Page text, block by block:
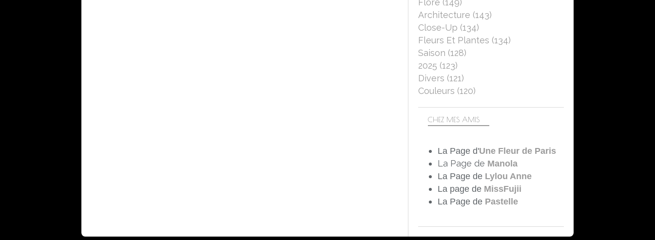
Flore (149)
Architecture (143)
Close-Up (134)
Fleurs Et Plantes (134)
Saison (128)
2025 (123)
Divers (121)
Couleurs (120)
CHEZ MES AMIS
La Page d'Une Fleur de Paris
La Page de Manola
La Page de Lylou Anne
La page de MissFujii
La Page de Pastelle